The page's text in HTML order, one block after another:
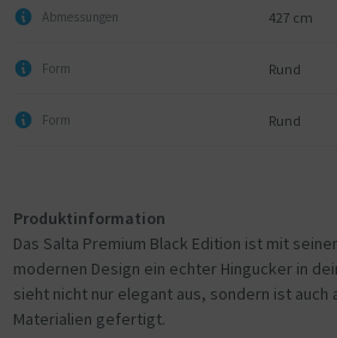
Abmessungen 427 cm
Form Rund
Form Rund
Produktinformation
Das Salta Premium Black Edition ist mit
modernen Design ein echter Hingucker in
sieht nicht nur elegant aus, sondern ist auch
Materialien gefertigt.